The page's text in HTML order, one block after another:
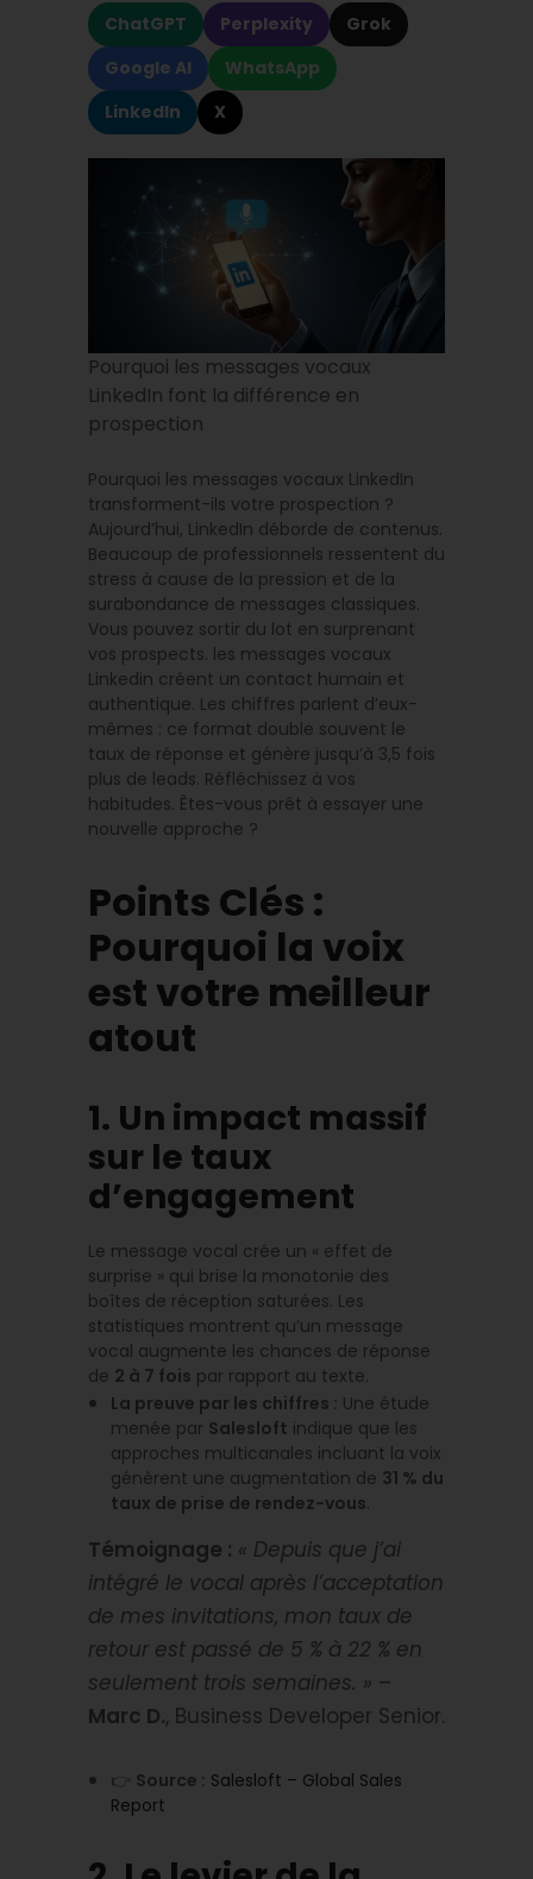
ChatGPT Perplexity
Grok
Google AI
WhatsApp
LinkedIn
X
Pourquoi les messages vocaux
LinkedIn font la différence en
prospection
Pourquoi les messages vocaux LinkedIn
transforment-ils votre prospection ?
Aujourd’hui, LinkedIn déborde de contenus.
Beaucoup de professionnels ressentent du
stress à cause de la pression et de la
surabondance de messages classiques.
Vous pouvez sortir du lot en surprenant
vos prospects. les messages vocaux
Linkedin créent un contact humain et
authentique. Les chiffres parlent d’eux-
mêmes : ce format double souvent le
taux de réponse et génère jusqu’à 3,5 fois
plus de leads. Réfléchissez à vos
habitudes. Êtes-vous prêt à essayer une
nouvelle approche ?
Points Clés :
Pourquoi la voix
est votre meilleur
atout
1. Un impact massif
sur le taux
d’engagement
Le message vocal crée un « effet de
surprise » qui brise la monotonie des
boîtes de réception saturées. Les
statistiques montrent qu’un message
vocal augmente les chances de réponse
de 2 à 7 fois par rapport au texte.
La preuve par les chiffres : Une étude
menée par Salesloft indique que les
approches multicanales incluant la voix
génèrent une augmentation de 31 % du
taux de prise de rendez-vous.
Témoignage : « Depuis que j’ai
intégré le vocal après l’acceptation
de mes invitations, mon taux de
retour est passé de 5 % à 22 % en
seulement trois semaines. » –
Marc D., Business Developer Senior.
👉 Source : Salesloft – Global Sales
Report